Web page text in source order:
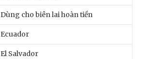
Dùng cho biên lai hoàn tiền
Ecuador
El Salvador